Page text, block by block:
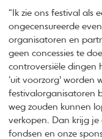
“Ik zie ons festival als
ongecensureerde
organisatoren en
geen concessies te
controversiële dingen
‘uit voorzorg’ worden
festivalorganisatoren
weg zouden kunnen
verkopen. Dan krijg je
fondsen en onze